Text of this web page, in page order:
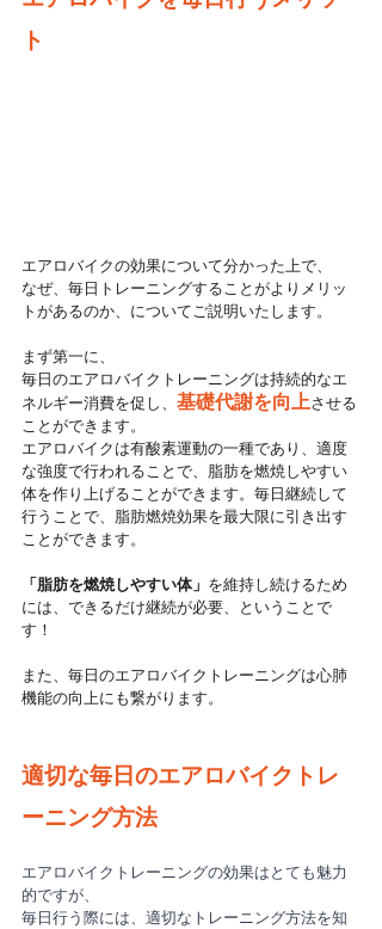
ト
エアロバイクの効果について分かった上で、
なぜ、毎日トレーニングすることがよりメリッ
トがあるのか、についてご説明いたします。
まず第一に、
毎日のエアロバイクトレーニングは持続的なエ
ネルギー消費を促し、 基礎代謝を向上させる
ことができます。
エアロバイクは有酸素運動の一種であり、適度
な強度で行われることで、脂肪を燃焼しやすい
体を作り上げることができます。毎日継続して
行うことで、脂肪燃焼効果を最大限に引き出す
ことができます。
「脂肪を燃焼しやすい体」 を維持し続けるため
には、できるだけ継続が必要、ということで
す！
また、毎日のエアロバイクトレーニングは心肺
機能の向上にも繋がります。
適切な毎日のエアロバイクトレ
ーニング方法
エアロバイクトレーニングの効果はとても魅力
的ですが、
毎日行う際には、適切なトレーニング方法を知